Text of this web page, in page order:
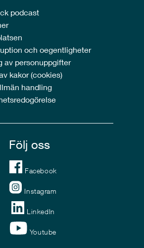
podcast
och oegentligheter
av personuppgifter
kakor (cookies)
handling
Följ oss
Facebook
Instagram
LinkedIn
Youtube